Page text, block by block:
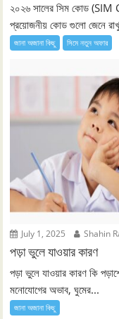
২০২৬ সালের সিম কোড
প্রয়োজনীয় কোড গুলো জেনে
জানা অজানা কিছু সিমে নতুন ‍অফার
July 1, 2025 Shahin
পড়া ভুলে যাওয়ার কারণ
পড়া ভুলে যাওয়ার কারণ কি
মনোযোগের অভাব, ঘুমের...
জানা অজানা কিছু